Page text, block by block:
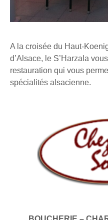
A la croisée du Haut-
d’Alsace, le S’Harzala
restauration qui vous
spécialités alsacienne.